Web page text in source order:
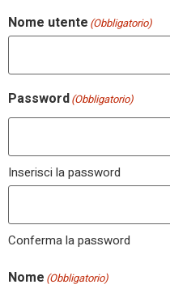
Nome utente (Obbligatorio)
Password(Obbligatorio)
Inserisci la password
Conferma la password
Nome (Obbligatorio)